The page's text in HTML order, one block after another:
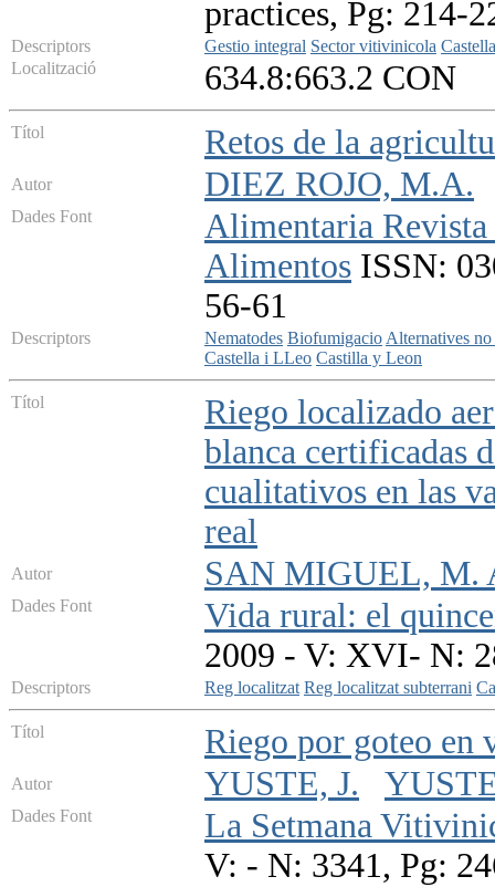
practices, Pg: 214-
Descriptors Gestio integral Sector vitivinicola
Localització
634.8:663.2 CON
Títol Retos de la
Autor DIEZ ROJO, M.A.
Dades Font
Alimentaria Revista
Alimentos ISSN:
56-61
Descriptors Nematodes BiofumigacioAlternatives
Castella i LLeo Castilla y Leon
Títol
Riego localizado
blanca certificadas
cualitativos en las
real
Autor SAN MIGUEL, M.
Dades Font
Vida rural: el
2009 - V: XVI- N:
Descriptors Reg localitzat Reg localitzat subterrani
Títol Riego por goteo en
Autor YUSTE, J.
Dades Font
La Setmana
V: - N: 3341, Pg: